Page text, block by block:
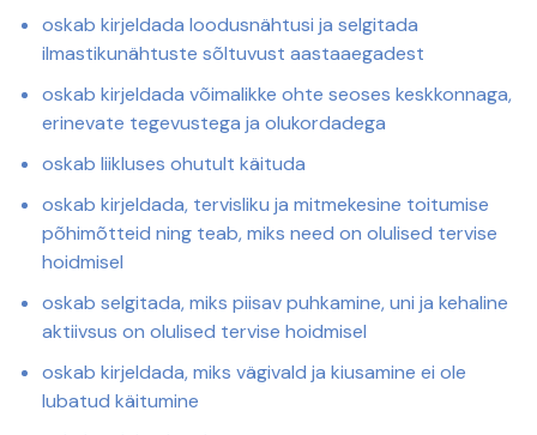
oskab kirjeldada loodusnähtusi ja selgitada
ilmastikunähtuste sõltuvust aastaaegadest
oskab kirjeldada võimalikke ohte seoses keskkonnaga,
erinevate tegevustega ja olukordadega
oskab liikluses ohutult käituda
oskab kirjeldada, tervisliku ja mitmekesine toitumise
põhimõtteid ning teab, miks need on olulised tervise
hoidmisel
oskab selgitada, miks piisav puhkamine, uni ja kehaline
aktiivsus on olulised tervise hoidmisel
oskab kirjeldada, miks vägivald ja kiusamine ei ole
lubatud käitumine